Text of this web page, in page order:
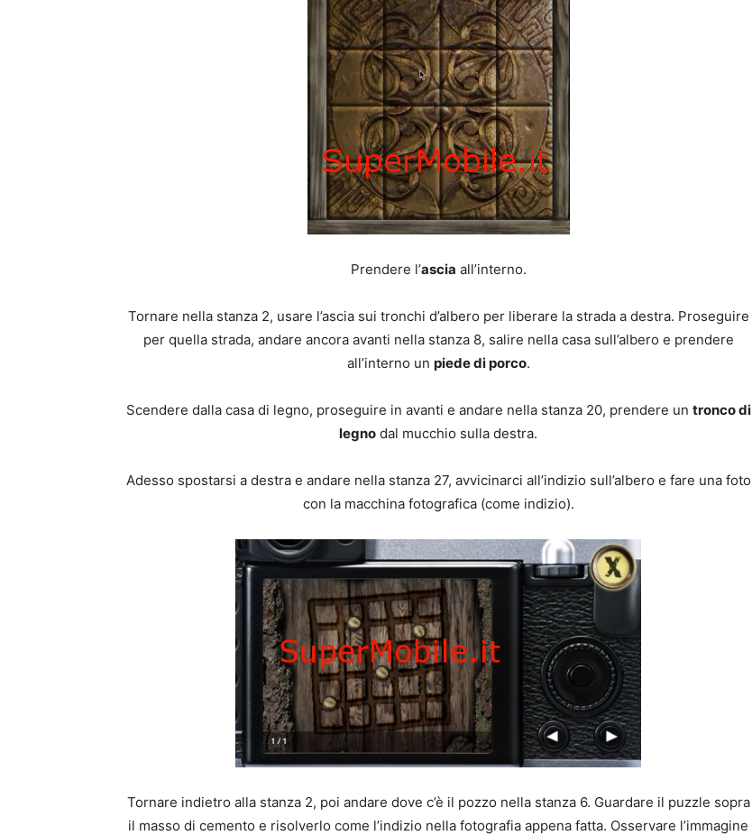
Prendere l’ascia all’interno.
Tornare nella stanza 2, usare l’ascia sui tronchi d’albero per liberare la strada a destra. Proseguire
per quella strada, andare ancora avanti nella stanza 8, salire nella casa sull’albero e prendere
all’interno un piede di porco.
Scendere dalla casa di legno, proseguire in avanti e andare nella stanza 20, prendere un tronco di
legno dal mucchio sulla destra.
Adesso spostarsi a destra e andare nella stanza 27, avvicinarci all’indizio sull’albero e fare una foto
con la macchina fotografica (come indizio).
Tornare indietro alla stanza 2, poi andare dove c’è il pozzo nella stanza 6. Guardare il puzzle sopra
il masso di cemento e risolverlo come l’indizio nella fotografia appena fatta. Osservare l’immagine